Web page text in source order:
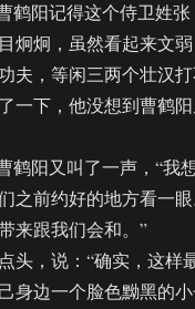
阳记得这个侍卫姓张
炯炯，虽然看起来文
夫，等闲三两个壮汉打
下，他没想到曹鹤阳
阳又叫了一声，“我
之前约好的地方看一
来跟我们会和。”
，说：“确实，这样
身边一个脸色黝黑的小